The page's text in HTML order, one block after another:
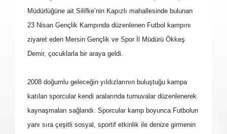
Müdürlüğüne ait Silifke’nin Kapızlı mahallesinde bulunan
23 Nisan Gençlik Kampında düzenlenen Futbol kampını
ziyaret eden Mersin Gençlik ve Spor İl Müdürü Ökkeş
Demir, çocuklarla bir araya geldi.
2008 doğumlu geleceğin yıldızlarının buluştuğu kampa
katılan sporcular kendi aralarında turnuvalar düzenlenerek
kaynaşmaları sağlandı. Sporcular kamp boyunca Futbolun
yanı sıra çeşitli sosyal, sportif etkinlik ile denize girmenin